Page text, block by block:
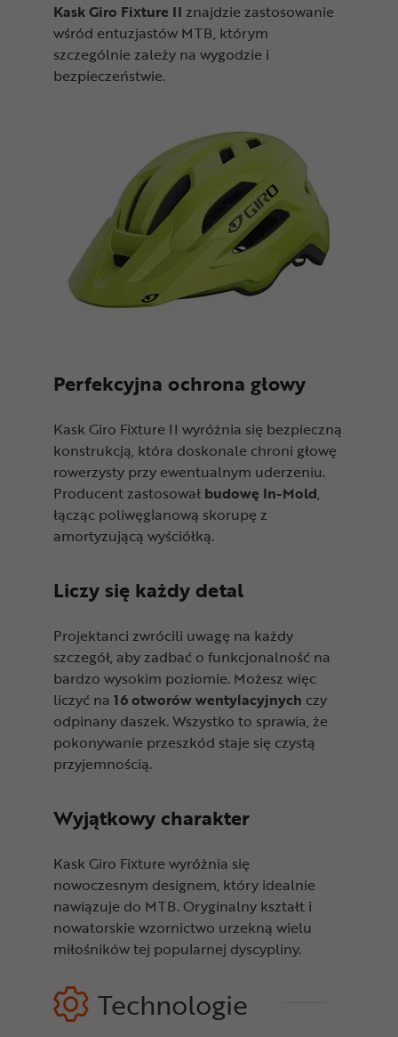
Kask Giro Fixture II znajdzie zastosowanie
wśród entuzjastów MTB, którym
szczególnie zależy na wygodzie i
bezpieczeństwie.
Perfekcyjna ochrona głowy
Kask Giro Fixture II wyróżnia się bezpieczną
konstrukcją, która doskonale chroni głowę
rowerzysty przy ewentualnym uderzeniu.
Producent zastosował budowę In-Mold,
łącząc poliwęglanową skorupę z
amortyzującą wyściółką.
Liczy się każdy detal
Projektanci zwrócili uwagę na każdy
szczegół, aby zadbać o funkcjonalność na
bardzo wysokim poziomie. Możesz więc
liczyć na 16 otworów wentylacyjnych czy
odpinany daszek. Wszystko to sprawia, że
pokonywanie przeszkód staje się czystą
przyjemnością.
Wyjątkowy charakter
Kask Giro Fixture wyróżnia się
nowoczesnym designem, który idealnie
nawiązuje do MTB. Oryginalny kształt i
nowatorskie wzornictwo urzekną wielu
miłośników tej popularnej dyscypliny.
Technologie